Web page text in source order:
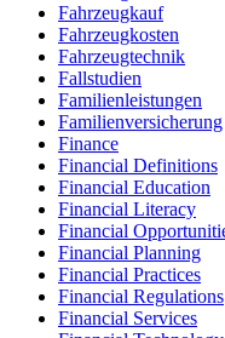
Fahrzeugkauf
Fahrzeugkosten
Fahrzeugtechnik
Fallstudien
Familienleistungen
Familienversicherung
Finance
Financial Definitions
Financial Education
Financial Literacy
Financial
Financial Planning
Financial Practices
Financial Regulations
Financial Services